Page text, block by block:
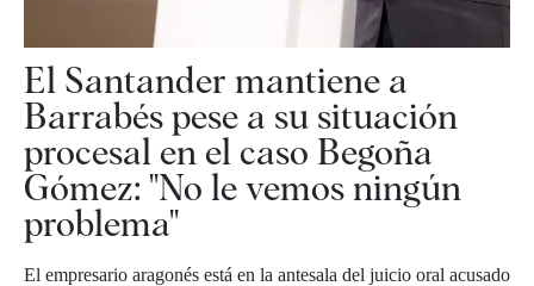
El Santander mantiene a
Barrabés pese a su situación
procesal en el caso Begoña
Gómez: "No le vemos ningún
problema"
El empresario aragonés está en la antesala del juicio oral acusado